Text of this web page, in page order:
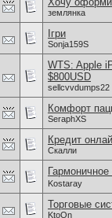
землянка
Ігри
Sonja159S
WTS: Apple
$800USD
sellcvvdumps22
Комфорт
SeraphXS
Кредит
Скалли
Kostaray
Торговые
KtoOn